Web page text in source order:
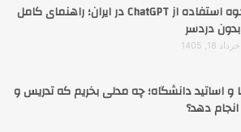
نحوه استفاده از ChatGPT در ایران؛ راهنمای کامل
دردسر
خرداد 18, 1405
اساتید دانشگاه؛ چه مدلی بخریم که تدریس و
انجام دهد؟